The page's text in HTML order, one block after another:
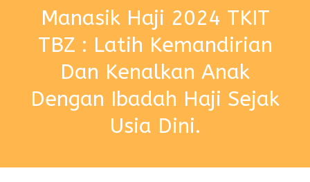
Manasik Haji 2024 TKIT
TBZ : Latih Kemandirian
Dan Kenalkan Anak
Dengan Ibadah Haji Sejak
Usia Dini.